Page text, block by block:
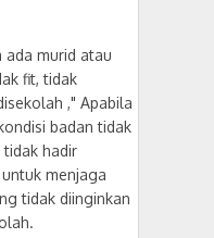
ada murid atau
fit, tidak
," Apabila
badan tidak
tidak hadir
menjaga
tidak diinginkan